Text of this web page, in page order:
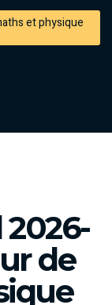
et physique
de